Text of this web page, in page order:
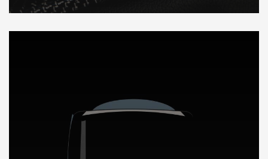
DÉCOUVREZ NOTRE IMPORTATION AUTO en Espagne